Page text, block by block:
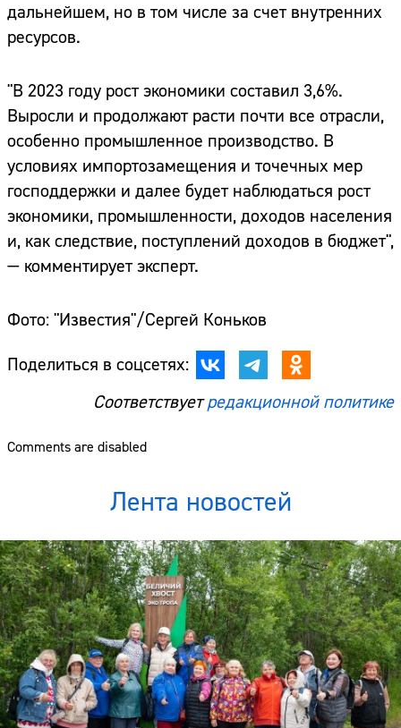
дальнейшем, но в том числе за счет внутренних
ресурсов.
"В 2023 году рост экономики составил 3,6%.
Выросли и продолжают расти почти все отрасли,
особенно промышленное производство. В
условиях импортозамещения и точечных мер
господдержки и далее будет наблюдаться рост
экономики, промышленности, доходов населения
и, как следствие, поступлений доходов в бюджет",
— комментирует эксперт.
Фото: "Известия"/Сергей Коньков
Поделиться в соцсетях:
Соответствуетредакционной политике
Comments are disabled
Лента новостей